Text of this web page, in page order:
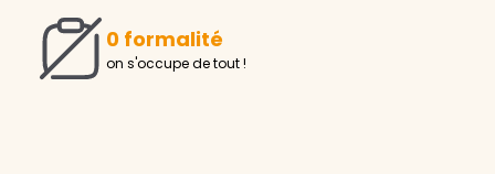
0 formalité
on s'occupe de tout !